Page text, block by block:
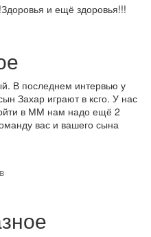
и ещё здоровья!!!
В последнем интервью у
Захар играют в ксго. У нас
в ММ нам надо ещё 2
вас и вашего сына